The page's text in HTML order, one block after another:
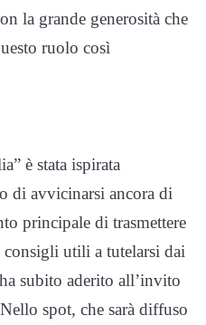
la grande generosità che
ruolo così
è stata ispirata
di avvicinarsi ancora di
principale di trasmettere
utili a tutelarsi dai
subito aderito all’invito
spot, che sarà diffuso